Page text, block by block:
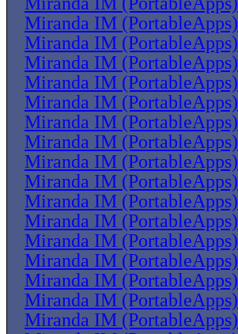
Miranda IM (PortableApps)
Miranda IM (PortableApps)
Miranda IM (PortableApps)
Miranda IM (PortableApps)
Miranda IM (PortableApps)
Miranda IM (PortableApps)
Miranda IM (PortableApps)
Miranda IM (PortableApps)
Miranda IM (PortableApps)
Miranda IM (PortableApps)
Miranda IM (PortableApps)
Miranda IM (PortableApps)
Miranda IM (PortableApps)
Miranda IM (PortableApps)
Miranda IM (PortableApps)
Miranda IM (PortableApps)